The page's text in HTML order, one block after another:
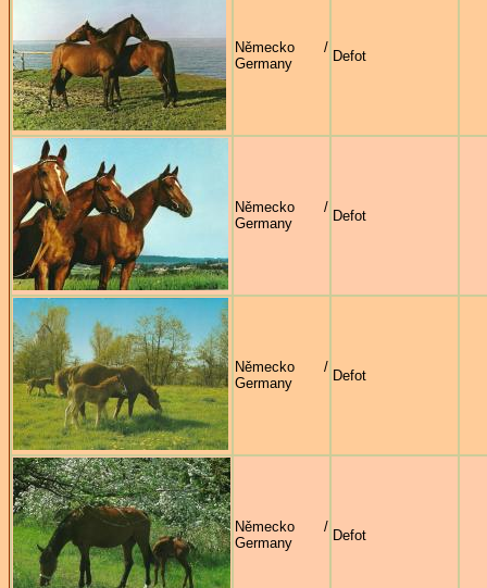
Německo /
Germany
Defot
Německo /
Germany
Defot
Německo /
Germany
Defot
Německo /
Germany
Defot